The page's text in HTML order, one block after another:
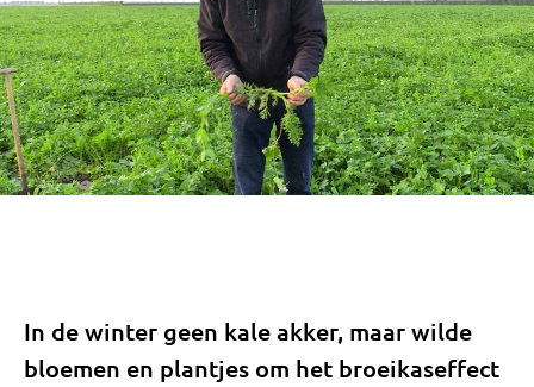
In de winter geen kale akker, maar wilde
bloemen en plantjes om het broeikaseffect